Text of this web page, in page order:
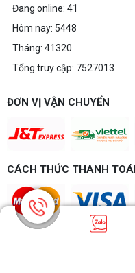
Đang online: 41
Hôm nay: 5448
Tháng: 41320
Tổng truy cập: 7527013
ĐƠN VỊ VẬN CHUYỂN
CÁCH THỨC THANH